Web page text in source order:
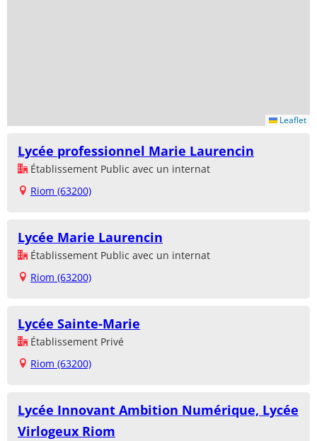
Leaflet
Lycée professionnel Marie Laurencin
Établissement Public avec un internat
Riom (63200)
Lycée Marie Laurencin
Établissement Public avec un internat
Riom (63200)
Lycée Sainte-Marie
Établissement Privé
Riom (63200)
Lycée Innovant Ambition Numérique, Lycée
Virlogeux Riom